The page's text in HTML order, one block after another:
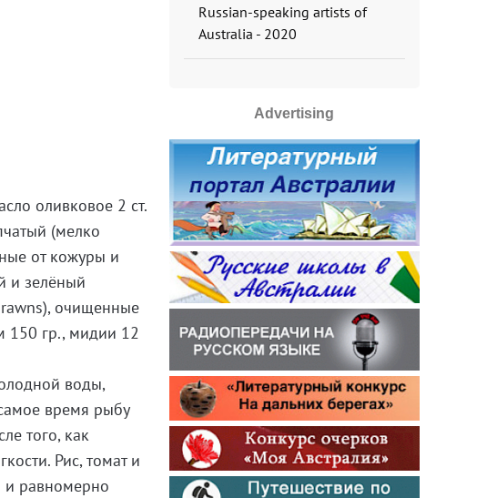
оливковое 2 ст.
(мелко
от кожуры и
и зелёный
очищенные
150 гр., мидии 12
воды,
время рыбу
того, как
Рис, томат и
и равномерно
Russian-speaking artists of
Australia - 2020
Advertising